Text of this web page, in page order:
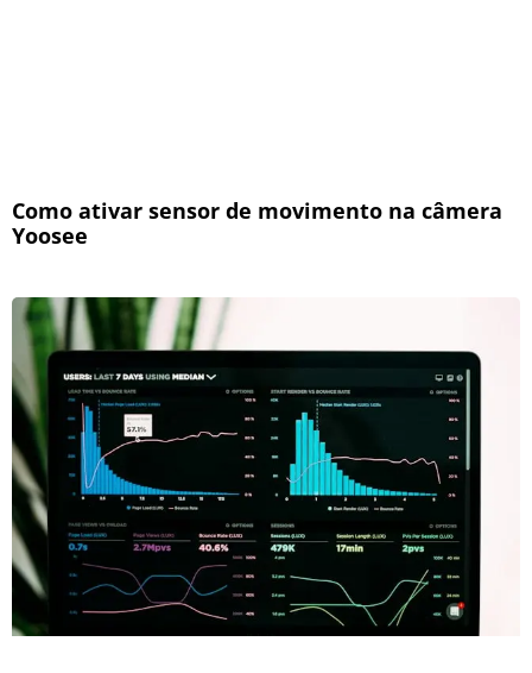
Como ativar sensor de movimento na câmera
Yoosee